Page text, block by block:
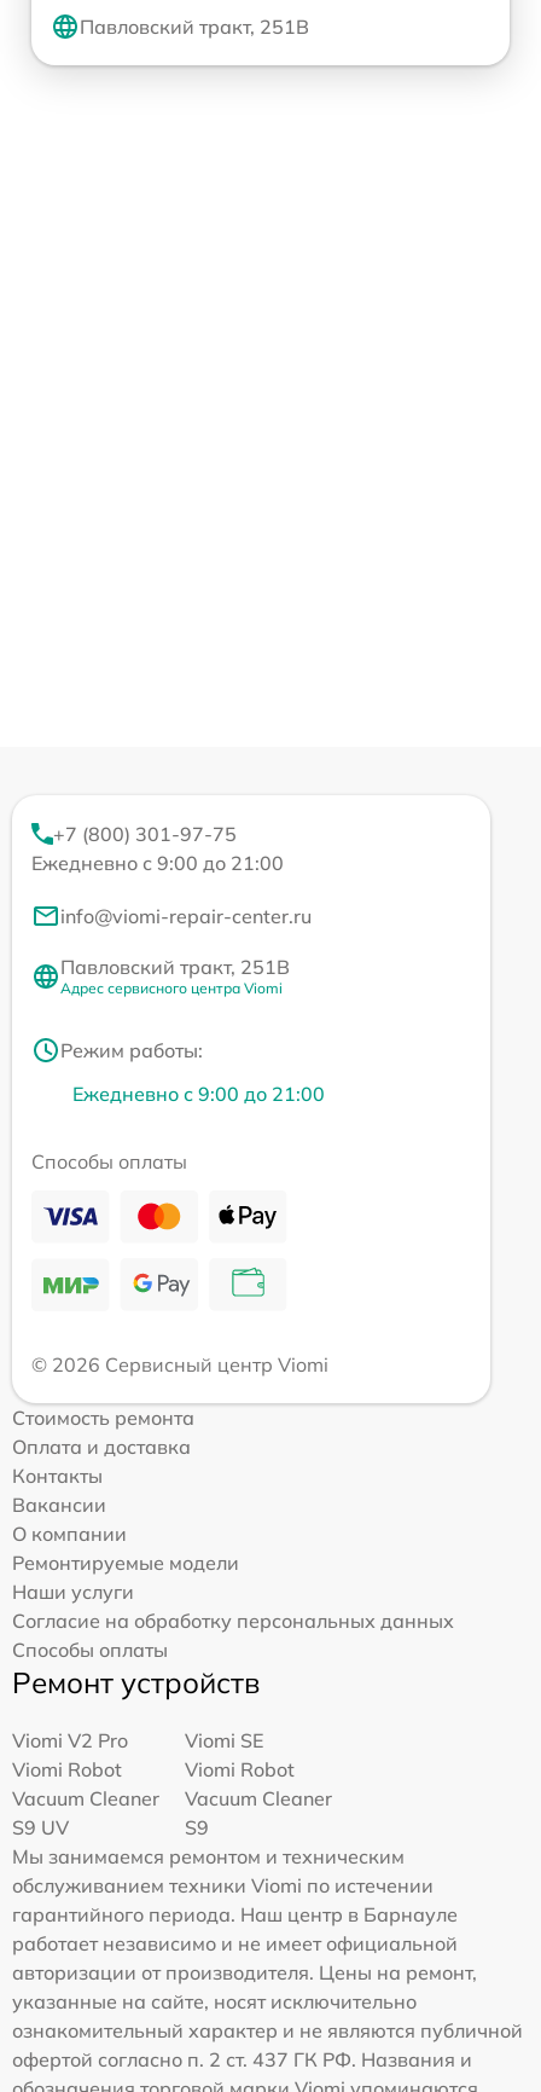
Павловский тракт, 251В
+7 (800) 301-97-75
Ежедневно с 9:00 до 21:00
info@viomi-repair-center.ru
Павловский тракт, 251В
Адрес сервисного центра Viomi
Режим работы:
Ежедневно с 9:00 до 21:00
Способы оплаты
© 2026 Сервисный центр Viomi
Стоимость ремонта
Оплата и доставка
Контакты
Вакансии
О компании
Ремонтируемые модели
Наши услуги
Согласие на обработку персональных данных
Способы оплаты
Ремонт устройств
Viomi V2 Pro
Viomi SE
Viomi Robot
Vacuum Cleaner
S9 UV
Viomi Robot
Vacuum Cleaner
S9
Мы занимаемся ремонтом и техническим
обслуживанием техники Viomi по истечении
гарантийного периода. Наш центр в Барнауле
работает независимо и не имеет официальной
авторизации от производителя. Цены на ремонт,
указанные на сайте, носят исключительно
ознакомительный характер и не являются публичной
офертой согласно п. 2 ст. 437 ГК РФ. Названия и